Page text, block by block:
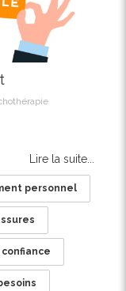
Lire la suite...
personnel
confiance